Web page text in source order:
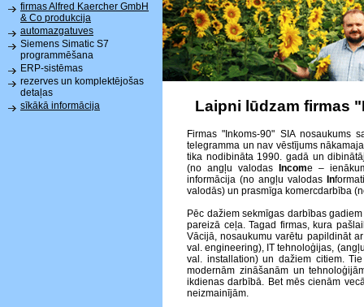
firmas Alfred Kaercher GmbH
& Co produkcija
automazgatuves
Siemens Simatic S7
programmēšana
ERP-sistēmas
rezerves un komplektējošas
detaļas
sīkākā informācija
Laipni lūdzam firmas
Firmas "Inkoms-90" SIA nosaukums
telegramma un nav vēstījums
tika nodibināta 1990. gadā un
(no angļu valodas Income –
informācija (no angļu valodas In
valodās) un prasmīga komercdarbība
Pēc dažiem sekmīgas darbības
pareizā ceļa. Tagad firmas, kura
Vācijā, nosaukumu varētu papildināt
val. engineering), IT tehnoloģijas,
val. installation) un dažiem citiem.
modernām zināšanām un
ikdienas darbībā. Bet mēs cienām
neizmainījām.